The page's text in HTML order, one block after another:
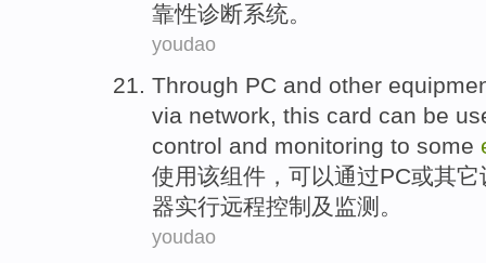
靠性诊断系统。
youdao
Through PC and other
via network, this card can be
control and monitoring to some
使用该组件， 可以通过PC或其它
器实行远程控制 及 监测 。
youdao